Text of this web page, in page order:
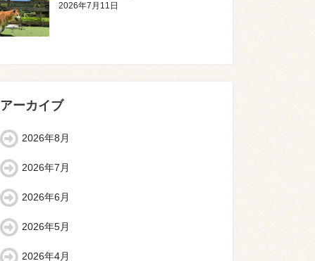
2026年7月11日
アーカイブ
2026年8月
2026年7月
2026年6月
2026年5月
2026年4月